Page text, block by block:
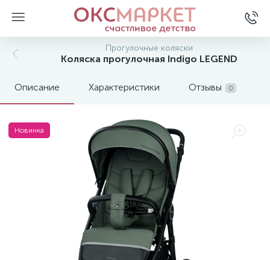
Прогулочные коляски
Коляска прогулочная Indigo LEGEND
Описание Характеристики Отзывы 0
Новинка